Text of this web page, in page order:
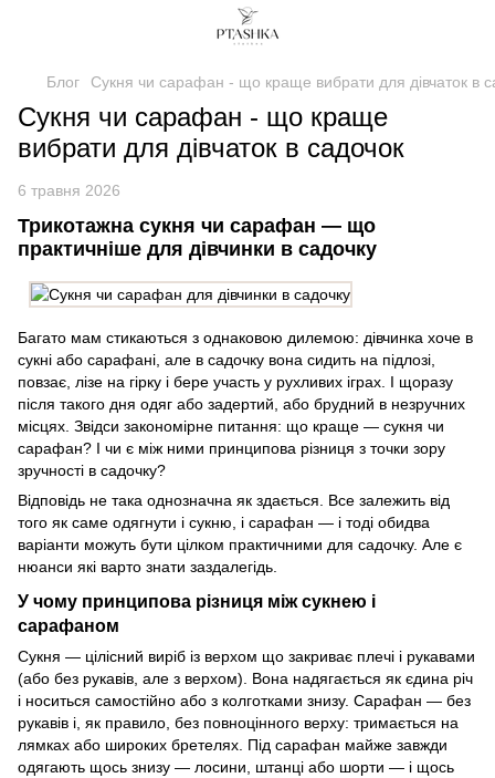
Блог Сукня чи сарафан - що краще вибрати для дівчаток в
Сукня чи сарафан - що краще
вибрати для дівчаток в садочок
6 травня 2026
Трикотажна сукня чи сарафан — що
практичніше для дівчинки в садочку
Багато мам стикаються з однаковою дилемою: дівчинка хоче в
сукні або сарафані, але в садочку вона сидить на підлозі,
повзає, лізе на гірку і бере участь у рухливих іграх. І щоразу
після такого дня одяг або задертий, або брудний в незручних
місцях. Звідси закономірне питання: що краще — сукня чи
сарафан? І чи є між ними принципова різниця з точки зору
зручності в садочку?
Відповідь не така однозначна як здається. Все залежить від
того як саме одягнути і сукню, і сарафан — і тоді обидва
варіанти можуть бути цілком практичними для садочку. Але є
нюанси які варто знати заздалегідь.
У чому принципова різниця між сукнею і
сарафаном
Сукня — цілісний виріб із верхом що закриває плечі і рукавами
(або без рукавів, але з верхом). Вона надягається як єдина річ
і носиться самостійно або з колготками знизу. Сарафан — без
рукавів і, як правило, без повноцінного верху: тримається на
лямках або широких бретелях. Під сарафан майже завжди
одягають щось знизу — лосини, штанці або шорти — і щось